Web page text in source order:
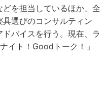
を担当しているほか、全
選びのコンサルティン
バイスを行う。現在、ラ
イト！Goodトーク！」